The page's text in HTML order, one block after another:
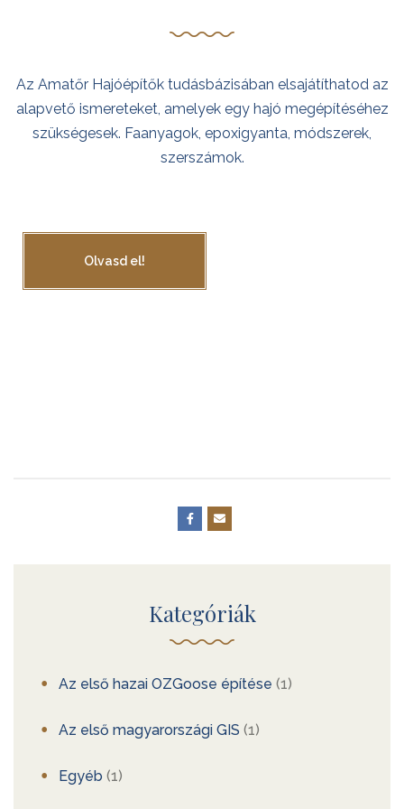
Az Amatőr Hajóépítők tudásbázisában elsajátíthatod az
alapvető ismereteket, amelyek egy hajó megépítéséhez
szükségesek. Faanyagok, epoxigyanta, módszerek,
szerszámok.
Olvasd el!
Kategóriák
Az első hazai OZGoose építése (1)
Az első magyarországi GIS (1)
Egyéb (1)